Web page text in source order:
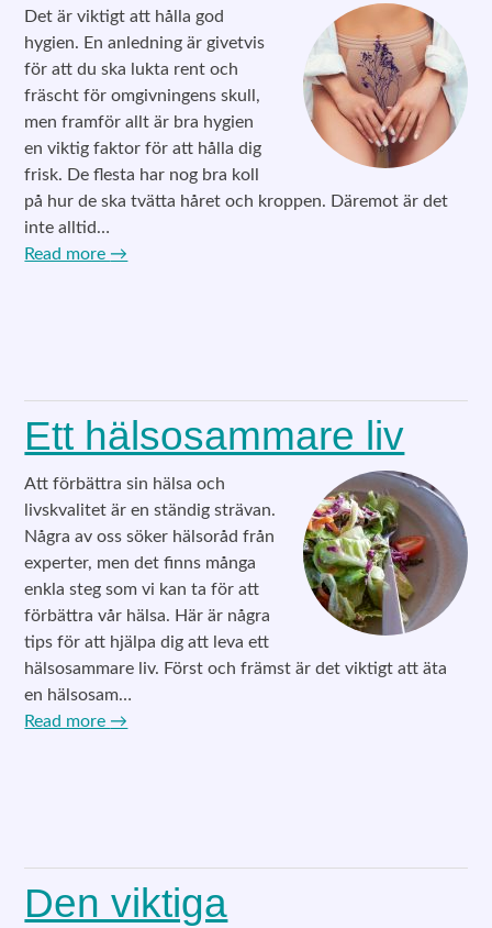
Det är viktigt att hålla god
hygien. En anledning är givetvis
för att du ska lukta rent och
fräscht för omgivningens skull,
men framför allt är bra hygien
en viktig faktor för att hålla dig
frisk. De flesta har nog bra koll
på hur de ska tvätta håret och kroppen. Däremot är det
inte alltid…
Read more →
Ett hälsosammare liv
Att förbättra sin hälsa och
livskvalitet är en ständig strävan.
Några av oss söker hälsoråd från
experter, men det finns många
enkla steg som vi kan ta för att
förbättra vår hälsa. Här är några
tips för att hjälpa dig att leva ett
hälsosammare liv. Först och främst är det viktigt att äta
en hälsosam…
Read more →
Den viktiga